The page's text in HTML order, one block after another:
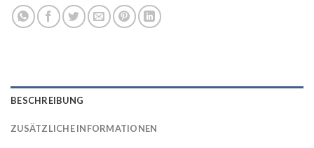
BESCHREIBUNG
ZUSÄTZLICHE INFORMATIONEN